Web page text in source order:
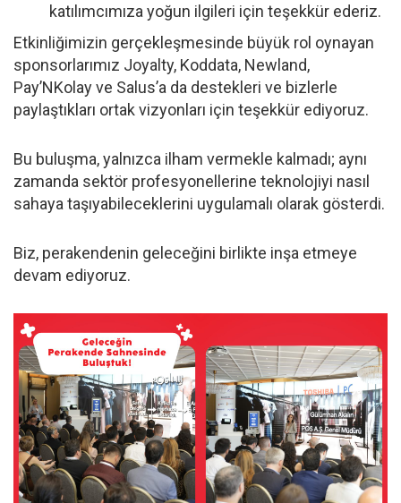
katılımcımıza yoğun ilgileri için teşekkür ederiz.
Etkinliğimizin gerçekleşmesinde büyük rol oynayan
sponsorlarımız Joyalty, Koddata, Newland,
Pay’NKolay ve Salus’a da destekleri ve bizlerle
paylaştıkları ortak vizyonları için teşekkür ediyoruz.
Bu buluşma, yalnızca ilham vermekle kalmadı; aynı
zamanda sektör profesyonellerine teknolojiyi nasıl
sahaya taşıyabileceklerini uygulamalı olarak gösterdi.
Biz, perakendenin geleceğini birlikte inşa etmeye
devam ediyoruz.